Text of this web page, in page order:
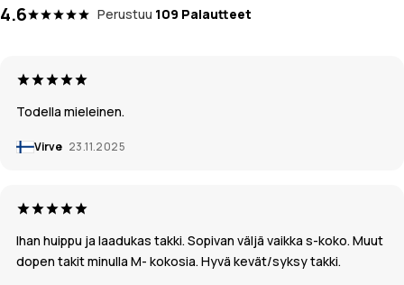
4.6 Perustuu 109 Palautteet
Todella mieleinen.
Virve 23.11.2025
Ihan huippu ja laadukas takki. Sopivan väljä vaikka s-koko. Muut
dopen takit minulla M- kokosia. Hyvä kevät/syksy takki.